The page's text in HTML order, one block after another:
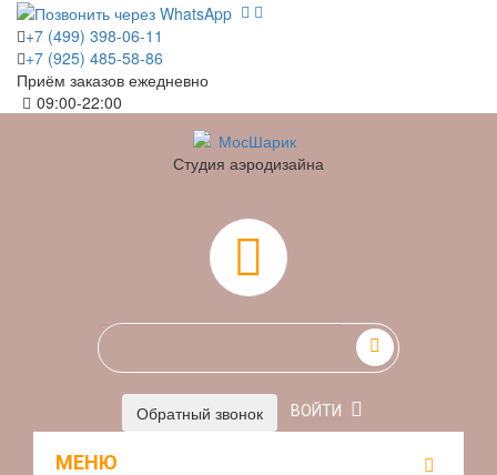
+7 (499) 398-06-11
+7 (925) 485-58-86
Приём заказов ежедневно
09:00-22:00
Студия аэродизайна
Обратный звонок ВОЙТИ
МЕНЮ